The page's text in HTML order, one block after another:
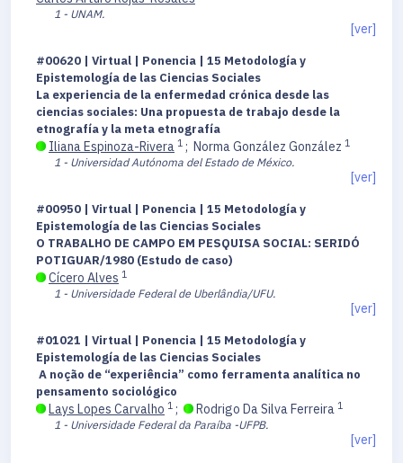
1 - UNAM.
[ver]
#00620 | Virtual | Ponencia | 15 Metodología y
Epistemología de las Ciencias Sociales
La experiencia de la enfermedad crónica desde las
ciencias sociales: Una propuesta de trabajo desde la
etnografía y la meta etnografía
Iliana Espinoza-Rivera 1 ; Norma González González 1
1 - Universidad Autónoma del Estado de México.
[ver]
#00950 | Virtual | Ponencia | 15 Metodología y
Epistemología de las Ciencias Sociales
O TRABALHO DE CAMPO EM PESQUISA SOCIAL: SERIDÓ
POTIGUAR/1980 (Estudo de caso)
Cícero Alves 1
1 - Universidade Federal de Uberlândia/UFU.
[ver]
#01021 | Virtual | Ponencia | 15 Metodología y
Epistemología de las Ciencias Sociales
A noção de “experiência” como ferramenta analítica no
pensamento sociológico
Lays Lopes Carvalho 1 ; Rodrigo Da Silva Ferreira 1
1 - Universidade Federal da Paraíba -UFPB.
[ver]